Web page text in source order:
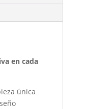
en cada
única